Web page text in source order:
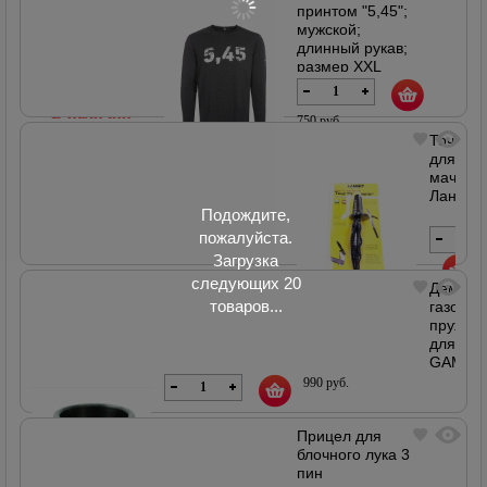
В наличии
принтом "5,45";
мужской;
длинный рукав;
размер XXL
750 руб.
Точило
для
мачете
Лански
900
руб.
газовой
для
GAMO
990 руб.
Прицел для
блочного лука 3
пин
Подождите,
пожалуйста.
Загрузка
следующих 20
товаров...